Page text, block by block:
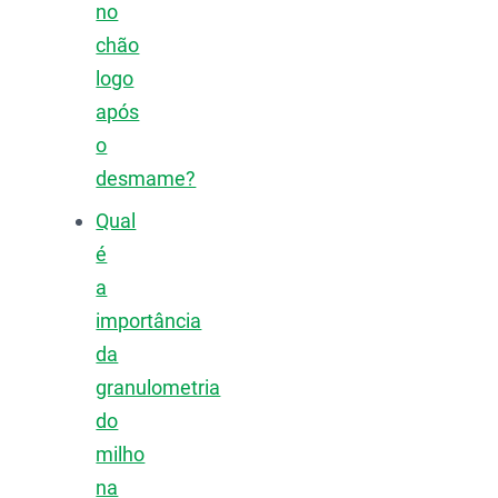
no
chão
logo
após
o
desmame?
Qual
é
a
importância
da
granulometria
do
milho
na